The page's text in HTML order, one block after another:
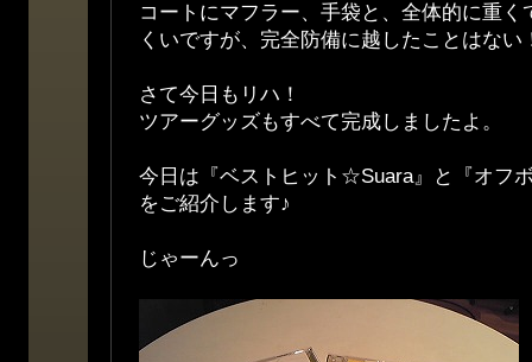
コートにマフラー、手袋と、全体的に重
くいですが、完全防備に越したことはない
さて今日もリハ！
ツアーグッズもすべて完成しましたよ。
今日は『ベストヒット☆Suara』と『オフ
をご紹介します♪
じゃーんっ